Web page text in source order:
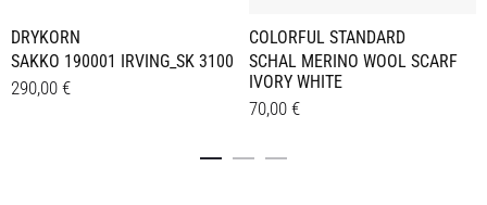
DRYKORN
SAKKO 190001 IRVING_SK 3100
290,00 €
COLORFUL STANDARD
SCHAL MERINO WOOL SCARF
IVORY WHITE
70,00 €